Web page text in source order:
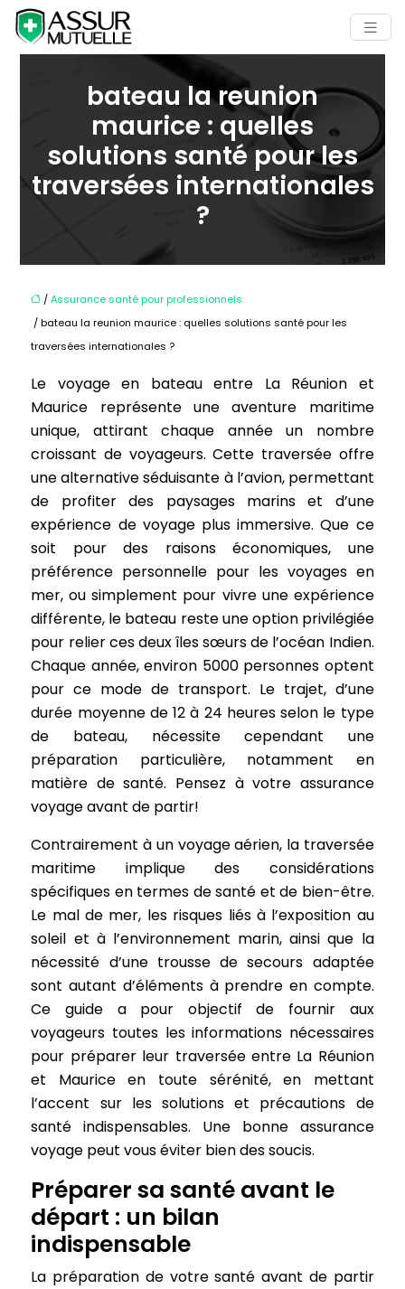
bateau la reunion
maurice : quelles
solutions santé pour les
traversées internationales
?
/Assurance santé pour professionnels
/ bateau la reunion maurice : quelles solutions santé pour les
traversées internationales ?
Le voyage en bateau entre La Réunion et
Maurice représente une aventure maritime
unique, attirant chaque année un nombre
croissant de voyageurs. Cette traversée offre
une alternative séduisante à l’avion, permettant
de profiter des paysages marins et d’une
expérience de voyage plus immersive. Que ce
soit pour des raisons économiques, une
préférence personnelle pour les voyages en
mer, ou simplement pour vivre une expérience
différente, le bateau reste une option privilégiée
pour relier ces deux îles sœurs de l’océan Indien.
Chaque année, environ 5000 personnes optent
pour ce mode de transport. Le trajet, d’une
durée moyenne de 12 à 24 heures selon le type
de bateau, nécessite cependant une
préparation particulière, notamment en
matière de santé. Pensez à votre assurance
voyage avant de partir!
Contrairement à un voyage aérien, la traversée
maritime implique des considérations
spécifiques en termes de santé et de bien-être.
Le mal de mer, les risques liés à l’exposition au
soleil et à l’environnement marin, ainsi que la
nécessité d’une trousse de secours adaptée
sont autant d’éléments à prendre en compte.
Ce guide a pour objectif de fournir aux
voyageurs toutes les informations nécessaires
pour préparer leur traversée entre La Réunion
et Maurice en toute sérénité, en mettant
l’accent sur les solutions et précautions de
santé indispensables. Une bonne assurance
voyage peut vous éviter bien des soucis.
Préparer sa santé avant le
départ : un bilan
indispensable
La préparation de votre santé avant de partir